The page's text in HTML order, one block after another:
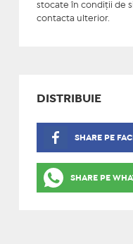
stocate în condiţii de
contacta ulterior.
DISTRIBUIE
SHARE PE
SHARE PE